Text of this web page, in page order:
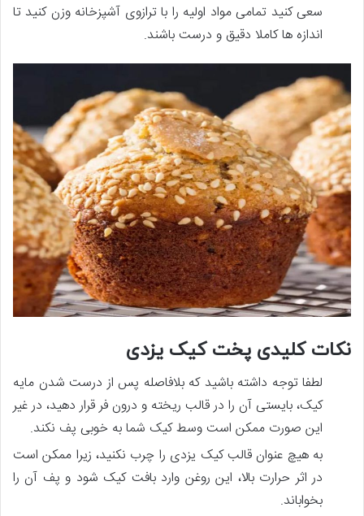
سعی کنید تمامی مواد اولیه را با ترازوی آشپزخانه وزن کنید تا
اندازه ­ها کاملا دقیق و درست باشند.
نکات کلیدی پخت کیک یزدی
لطفا توجه داشته باشید که بلافاصله پس از درست شدن مایه
کیک، بایستی آن را در قالب ریخته و درون فر قرار دهید، در غیر
این صورت ممکن است وسط کیک شما به خوبی پف نکند.
به هیچ عنوان قالب کیک یزدی را چرب نکنید، زیرا ممکن است
در اثر حرارت بالا، این روغن وارد بافت کیک شود و پف آن را
بخواباند.